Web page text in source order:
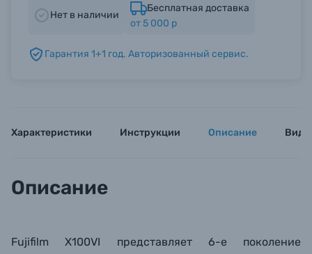
Нет в наличии
Бесплатная доставка
от 5 000 р
Гарантия 1+1 год. Авторизованный сервис.
Характеристики Инструкции Описание
Описание
Fujifilm X100VI представляет 6-е поколение